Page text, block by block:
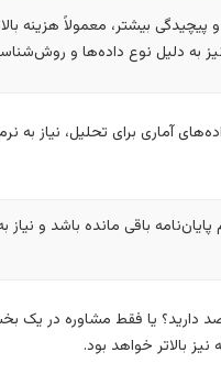
پیچیدگی بیشتر، معمولاً هزینه
به دلیل نوع داده‌ها و
آماری برای تحلیل، نیاز
باقی مانده باشد و
صد دارید؟ یا فقط مشاوره در
بالاتر خواهد بود.